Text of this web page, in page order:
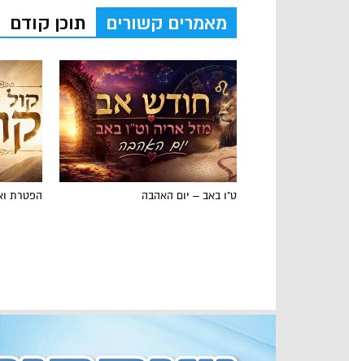
מאמרים קשורים תוכן קודם
הפטרת ט"ו באב – יום האהבה